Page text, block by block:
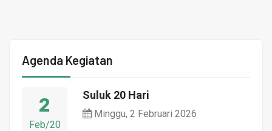
Agenda Kegiatan
2
Feb/20
Suluk 20 Hari
Minggu, 2 Februari 2026